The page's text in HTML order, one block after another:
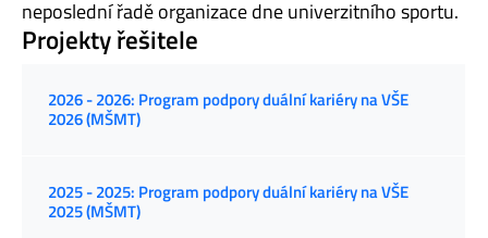
neposlední řadě organizace dne univerzitního sportu.
Projekty řešitele
2026 - 2026: Program podpory duální kariéry na VŠE
2026 (MŠMT)
2025 - 2025: Program podpory duální kariéry na VŠE
2025 (MŠMT)